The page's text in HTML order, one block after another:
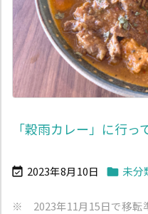
「穀雨カレー」に行っ
 2023年8月10日  未分
※ 2023年11月15日で移